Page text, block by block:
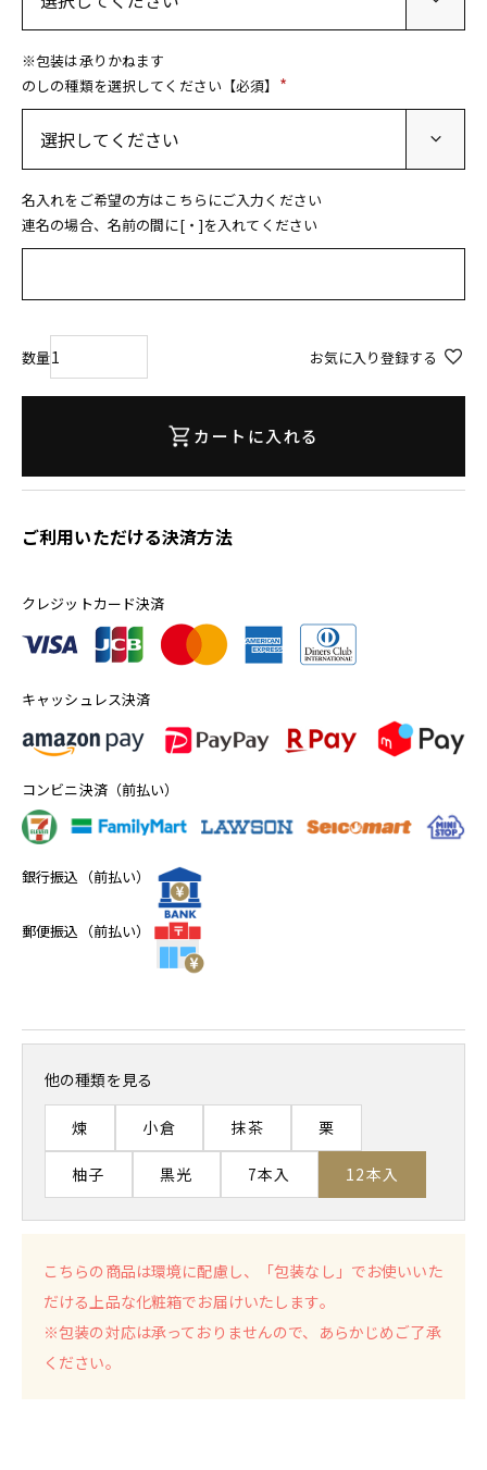
※包装は承りかねます
のしの種類を選択してください【必須】
(
名入れをご希望の方はこちらにご入力ください
連名の場合、名前の間に[・]を入れてください
お気に入り登録する
カートに入れる
ご利用いただける決済方法
クレジットカード決済
キャッシュレス決済
コンビニ決済（前払い）
銀行振込（前払い）
郵便振込（前払い）
他の種類を見る
煉 小倉 抹茶 栗
柚子 黒光 7本入 12本入
こちらの商品は環境に配慮し、「包装なし」でお使いいた
だける上品な化粧箱でお届けいたします。
※包装の対応は承っておりませんので、あらかじめご了承
ください。